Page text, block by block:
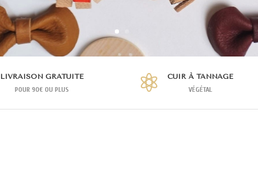
LIVRAISON GRATUITE
POUR 90€ OU PLUS

CUIR À TANNAGE
VÉGÉTAL